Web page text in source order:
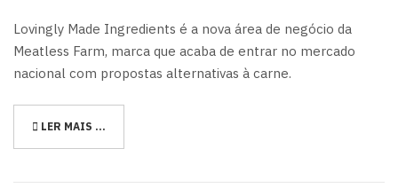
Lovingly Made Ingredients é a nova área de negócio da
Meatless Farm, marca que acaba de entrar no mercado
nacional com propostas alternativas à carne.
LER MAIS …